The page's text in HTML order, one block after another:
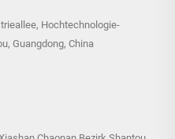
Hochtechnologie-
Guangdong, China